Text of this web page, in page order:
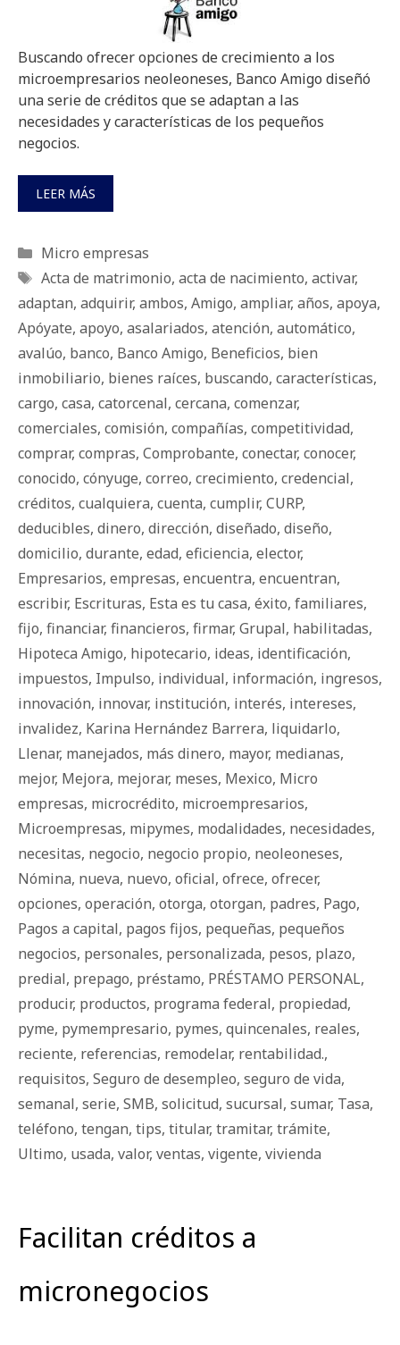
Buscando ofrecer opciones de crecimiento a los
microempresarios neoleoneses, Banco Amigo diseñó
una serie de créditos que se adaptan a las
necesidades y características de los pequeños
negocios.
LEER MÁS
Categorías
Micro empresas
Etiquetas
Acta de matrimonio, acta de nacimiento, activar,
adaptan, adquirir, ambos, Amigo, ampliar, años, apoya,
Apóyate, apoyo, asalariados, atención, automático,
avalúo, banco, Banco Amigo, Beneficios, bien
inmobiliario, bienes raíces, buscando, características,
cargo, casa, catorcenal, cercana, comenzar,
comerciales, comisión, compañías, competitividad,
comprar, compras, Comprobante, conectar, conocer,
conocido, cónyuge, correo, crecimiento, credencial,
créditos, cualquiera, cuenta, cumplir, CURP,
deducibles, dinero, dirección, diseñado, diseño,
domicilio, durante, edad, eficiencia, elector,
Empresarios, empresas, encuentra, encuentran,
escribir, Escrituras, Esta es tu casa, éxito, familiares,
fijo, financiar, financieros, firmar, Grupal, habilitadas,
Hipoteca Amigo, hipotecario, ideas, identificación,
impuestos, Impulso, individual, información, ingresos,
innovación, innovar, institución, interés, intereses,
invalidez, Karina Hernández Barrera, liquidarlo,
Llenar, manejados, más dinero, mayor, medianas,
mejor, Mejora, mejorar, meses, Mexico, Micro
empresas, microcrédito, microempresarios,
Microempresas, mipymes, modalidades, necesidades,
necesitas, negocio, negocio propio, neoleoneses,
Nómina, nueva, nuevo, oficial, ofrece, ofrecer,
opciones, operación, otorga, otorgan, padres, Pago,
Pagos a capital, pagos fijos, pequeñas, pequeños
negocios, personales, personalizada, pesos, plazo,
predial, prepago, préstamo, PRÉSTAMO PERSONAL,
producir, productos, programa federal, propiedad,
pyme, pymempresario, pymes, quincenales, reales,
reciente, referencias, remodelar, rentabilidad.,
requisitos, Seguro de desempleo, seguro de vida,
semanal, serie, SMB, solicitud, sucursal, sumar, Tasa,
teléfono, tengan, tips, titular, tramitar, trámite,
Ultimo, usada, valor, ventas, vigente, vivienda
Facilitan créditos a
micronegocios